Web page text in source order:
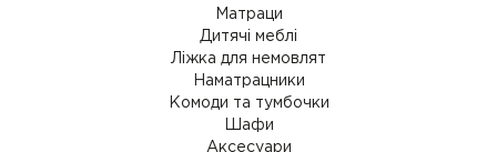
Матраци
Дитячі меблі
Ліжка для немовлят
Наматрацники
Комоди та тумбочки
Шафи
Аксесуари